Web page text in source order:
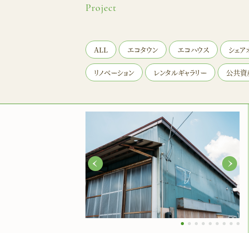
Project
ALL エコタウン エコハウス シェア
リノベーション レンタルギャラリー 公共資
Previous Next